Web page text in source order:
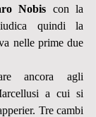
Nobis
quindi la
nelle prime due
ancora agli
a cui si
Tre cambi